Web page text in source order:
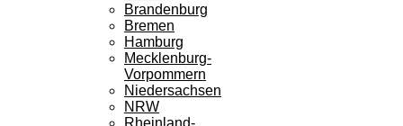
Brandenburg
Bremen
Hamburg
Mecklenburg-
Vorpommern
Niedersachsen
NRW
Rheinland-